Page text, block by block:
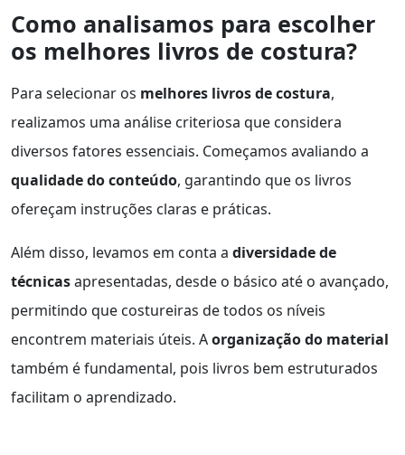
Como analisamos para escolher
os melhores livros de costura?
Para selecionar os melhores livros de costura,
realizamos uma análise criteriosa que considera
diversos fatores essenciais. Começamos avaliando a
qualidade do conteúdo, garantindo que os livros
ofereçam instruções claras e práticas.
Além disso, levamos em conta a diversidade de
técnicasapresentadas, desde o básico até o avançado,
permitindo que costureiras de todos os níveis
encontrem materiais úteis. Aorganização do material
também é fundamental, pois livros bem estruturados
facilitam o aprendizado.